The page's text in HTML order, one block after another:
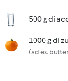
500 g di
1000 g di
(ad es.